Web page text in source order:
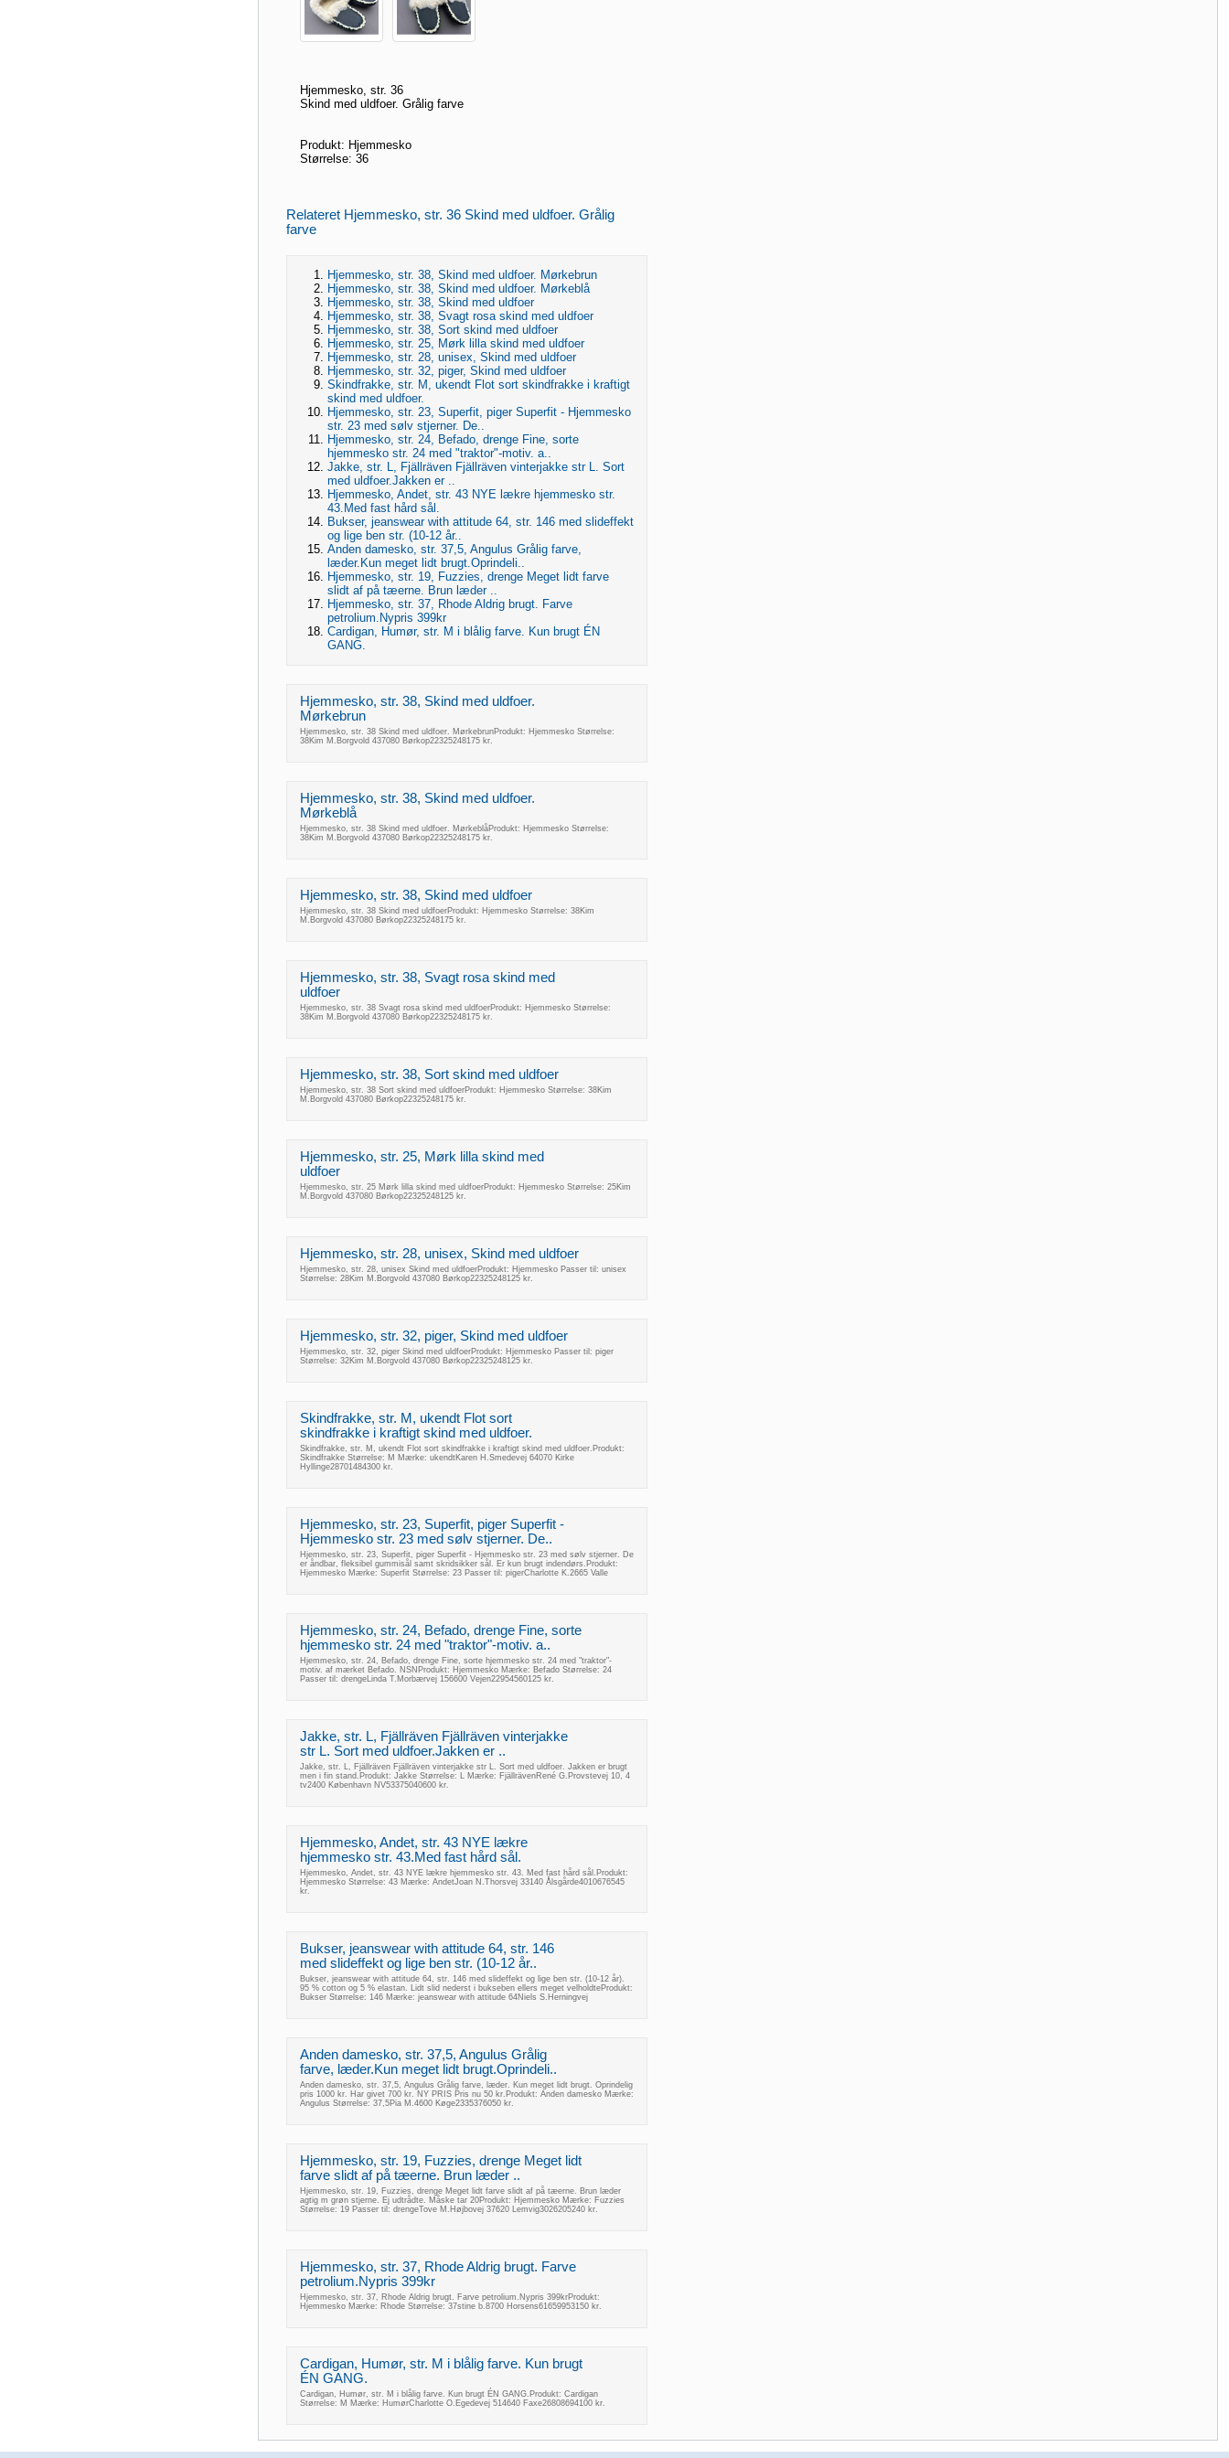
Hjemmesko, str. 36
Skind med uldfoer. Grålig farve
Produkt: Hjemmesko
Størrelse: 36
Relateret Hjemmesko, str. 36 Skind med uldfoer. Grålig
farve
Hjemmesko, str. 38, Skind med uldfoer. Mørkebrun
Hjemmesko, str. 38, Skind med uldfoer. Mørkeblå
Hjemmesko, str. 38, Skind med uldfoer
Hjemmesko, str. 38, Svagt rosa skind med uldfoer
Hjemmesko, str. 38, Sort skind med uldfoer
Hjemmesko, str. 25, Mørk lilla skind med uldfoer
Hjemmesko, str. 28, unisex, Skind med uldfoer
Hjemmesko, str. 32, piger, Skind med uldfoer
Skindfrakke, str. M, ukendt Flot sort skindfrakke i kraftigt
skind med uldfoer.
Hjemmesko, str. 23, Superfit, piger Superfit - Hjemmesko
str. 23 med sølv stjerner. De..
Hjemmesko, str. 24, Befado, drenge Fine, sorte
hjemmesko str. 24 med "traktor"-motiv. a..
Jakke, str. L, Fjällräven Fjällräven vinterjakke str L. Sort
med uldfoer.Jakken er ..
Hjemmesko, Andet, str. 43 NYE lækre hjemmesko str.
43.Med fast hård sål.
Bukser, jeanswear with attitude 64, str. 146 med slideffekt
og lige ben str. (10-12 år..
Anden damesko, str. 37,5, Angulus Grålig farve,
læder.Kun meget lidt brugt.Oprindeli..
Hjemmesko, str. 19, Fuzzies, drenge Meget lidt farve
slidt af på tæerne. Brun læder ..
Hjemmesko, str. 37, Rhode Aldrig brugt. Farve
petrolium.Nypris 399kr
Cardigan, Humør, str. M i blålig farve. Kun brugt ÉN
GANG.
Hjemmesko, str. 38, Skind med uldfoer.
Mørkebrun
Hjemmesko, str. 38 Skind med uldfoer. MørkebrunProdukt: Hjemmesko Størrelse:
38Kim M.Borgvold 437080 Børkop22325248175 kr.
Hjemmesko, str. 38, Skind med uldfoer.
Mørkeblå
Hjemmesko, str. 38 Skind med uldfoer. MørkeblåProdukt: Hjemmesko Størrelse:
38Kim M.Borgvold 437080 Børkop22325248175 kr.
Hjemmesko, str. 38, Skind med uldfoer
Hjemmesko, str. 38 Skind med uldfoerProdukt: Hjemmesko Størrelse: 38Kim
M.Borgvold 437080 Børkop22325248175 kr.
Hjemmesko, str. 38, Svagt rosa skind med
uldfoer
Hjemmesko, str. 38 Svagt rosa skind med uldfoerProdukt: Hjemmesko Størrelse:
38Kim M.Borgvold 437080 Børkop22325248175 kr.
Hjemmesko, str. 38, Sort skind med uldfoer
Hjemmesko, str. 38 Sort skind med uldfoerProdukt: Hjemmesko Størrelse: 38Kim
M.Borgvold 437080 Børkop22325248175 kr.
Hjemmesko, str. 25, Mørk lilla skind med
uldfoer
Hjemmesko, str. 25 Mørk lilla skind med uldfoerProdukt: Hjemmesko Størrelse: 25Kim
M.Borgvold 437080 Børkop22325248125 kr.
Hjemmesko, str. 28, unisex, Skind med uldfoer
Hjemmesko, str. 28, unisex Skind med uldfoerProdukt: Hjemmesko Passer til: unisex
Størrelse: 28Kim M.Borgvold 437080 Børkop22325248125 kr.
Hjemmesko, str. 32, piger, Skind med uldfoer
Hjemmesko, str. 32, piger Skind med uldfoerProdukt: Hjemmesko Passer til: piger
Størrelse: 32Kim M.Borgvold 437080 Børkop22325248125 kr.
Skindfrakke, str. M, ukendt Flot sort
skindfrakke i kraftigt skind med uldfoer.
Skindfrakke, str. M, ukendt Flot sort skindfrakke i kraftigt skind med uldfoer.Produkt:
Skindfrakke Størrelse: M Mærke: ukendtKaren H.Smedevej 64070 Kirke
Hyllinge28701484300 kr.
Hjemmesko, str. 23, Superfit, piger Superfit -
Hjemmesko str. 23 med sølv stjerner. De..
Hjemmesko, str. 23, Superfit, piger Superfit - Hjemmesko str. 23 med sølv stjerner. De
er åndbar, fleksibel gummisål samt skridsikker sål. Er kun brugt indendørs.Produkt:
Hjemmesko Mærke: Superfit Størrelse: 23 Passer til: pigerCharlotte K.2665 Valle
Hjemmesko, str. 24, Befado, drenge Fine, sorte
hjemmesko str. 24 med "traktor"-motiv. a..
Hjemmesko, str. 24, Befado, drenge Fine, sorte hjemmesko str. 24 med "traktor"-
motiv. af mærket Befado. NSNProdukt: Hjemmesko Mærke: Befado Størrelse: 24
Passer til: drengeLinda T.Morbærvej 156600 Vejen22954560125 kr.
Jakke, str. L, Fjällräven Fjällräven vinterjakke
str L. Sort med uldfoer.Jakken er ..
Jakke, str. L, Fjällräven Fjällräven vinterjakke str L. Sort med uldfoer. Jakken er brugt
men i fin stand.Produkt: Jakke Størrelse: L Mærke: FjällrävenRené G.Provstevej 10, 4
tv2400 København NV53375040600 kr.
Hjemmesko, Andet, str. 43 NYE lækre
hjemmesko str. 43.Med fast hård sål.
Hjemmesko, Andet, str. 43 NYE lækre hjemmesko str. 43. Med fast hård sål.Produkt:
Hjemmesko Størrelse: 43 Mærke: AndetJoan N.Thorsvej 33140 Ålsgårde4010676545
kr.
Bukser, jeanswear with attitude 64, str. 146
med slideffekt og lige ben str. (10-12 år..
Bukser, jeanswear with attitude 64, str. 146 med slideffekt og lige ben str. (10-12 år).
95 % cotton og 5 % elastan. Lidt slid nederst i bukseben ellers meget velholdteProdukt:
Bukser Størrelse: 146 Mærke: jeanswear with attitude 64Niels S.Herningvej
Anden damesko, str. 37,5, Angulus Grålig
farve, læder.Kun meget lidt brugt.Oprindeli..
Anden damesko, str. 37,5, Angulus Grålig farve, læder. Kun meget lidt brugt. Oprindelig
pris 1000 kr. Har givet 700 kr. NY PRIS Pris nu 50 kr.Produkt: Anden damesko Mærke:
Angulus Størrelse: 37,5Pia M.4600 Køge2335376050 kr.
Hjemmesko, str. 19, Fuzzies, drenge Meget lidt
farve slidt af på tæerne. Brun læder ..
Hjemmesko, str. 19, Fuzzies, drenge Meget lidt farve slidt af på tæerne. Brun læder
agtig m grøn stjerne. Ej udtrådte. Måske tar 20Produkt: Hjemmesko Mærke: Fuzzies
Størrelse: 19 Passer til: drengeTove M.Højbovej 37620 Lemvig3026205240 kr.
Hjemmesko, str. 37, Rhode Aldrig brugt. Farve
petrolium.Nypris 399kr
Hjemmesko, str. 37, Rhode Aldrig brugt. Farve petrolium.Nypris 399krProdukt:
Hjemmesko Mærke: Rhode Størrelse: 37stine b.8700 Horsens61659953150 kr.
Cardigan, Humør, str. M i blålig farve. Kun brugt
ÉN GANG.
Cardigan, Humør, str. M i blålig farve. Kun brugt ÉN GANG.Produkt: Cardigan
Størrelse: M Mærke: HumørCharlotte O.Egedevej 514640 Faxe26808694100 kr.